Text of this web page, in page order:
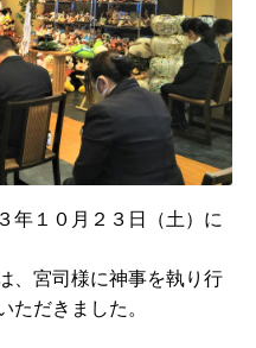
年１０月２３日（土）に
、宮司様に神事を執り行
だきました。